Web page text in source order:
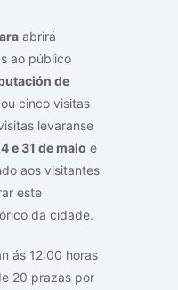
abrirá
ao público
de
cinco visitas
levaranse
e 31 de maio e
aos visitantes
este
da cidade.
ás 12:00 horas
20 prazas por